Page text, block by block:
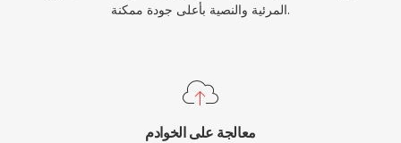
المرئية والنصية بأعلى جودة ممكنة.
معالجة على الخوادم